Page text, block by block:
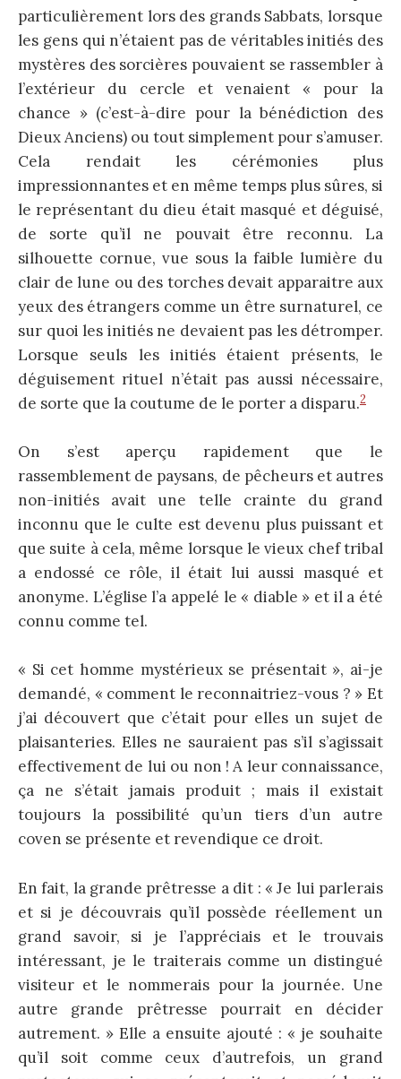
particulièrement lors des grands Sabbats, lorsque
les gens qui n’étaient pas de véritables initiés des
mystères des sorcières pouvaient se rassembler à
l’extérieur du cercle et venaient « pour la
chance » (c’est-à-dire pour la bénédiction des
Dieux Anciens) ou tout simplement pour s’amuser.
Cela rendait les cérémonies plus
impressionnantes et en même temps plus sûres, si
le représentant du dieu était masqué et déguisé,
de sorte qu’il ne pouvait être reconnu. La
silhouette cornue, vue sous la faible lumière du
clair de lune ou des torches devait apparaitre aux
yeux des étrangers comme un être surnaturel, ce
sur quoi les initiés ne devaient pas les détromper.
Lorsque seuls les initiés étaient présents, le
déguisement rituel n’était pas aussi nécessaire,
de sorte que la coutume de le porter a disparu.2
On s’est aperçu rapidement que le
rassemblement de paysans, de pêcheurs et autres
non-initiés avait une telle crainte du grand
inconnu que le culte est devenu plus puissant et
que suite à cela, même lorsque le vieux chef tribal
a endossé ce rôle, il était lui aussi masqué et
anonyme. L’église l’a appelé le « diable » et il a été
connu comme tel.
« Si cet homme mystérieux se présentait », ai-je
demandé, « comment le reconnaitriez-vous ? » Et
j’ai découvert que c’était pour elles un sujet de
plaisanteries. Elles ne sauraient pas s’il s’agissait
effectivement de lui ou non ! A leur connaissance,
ça ne s’était jamais produit ; mais il existait
toujours la possibilité qu’un tiers d’un autre
coven se présente et revendique ce droit.
En fait, la grande prêtresse a dit : « Je lui parlerais
et si je découvrais qu’il possède réellement un
grand savoir, si je l’appréciais et le trouvais
intéressant, je le traiterais comme un distingué
visiteur et le nommerais pour la journée. Une
autre grande prêtresse pourrait en décider
autrement. » Elle a ensuite ajouté : « je souhaite
qu’il soit comme ceux d’autrefois, un grand